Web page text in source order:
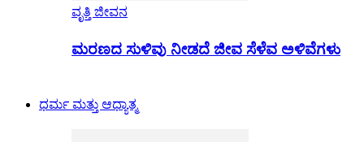
ವೃತ್ತಿ ಜೀವನ
ಮರಣದ ಸುಳಿವು ನೀಡದೆ ಜೀವ ಸೆಳೆವ ಅಳಿವೆಗಳು
ಧರ್ಮ ಮತ್ತು ಆಧ್ಯಾತ್ಮ